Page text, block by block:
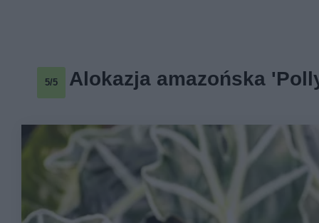
5/5 Alokazja amazońska